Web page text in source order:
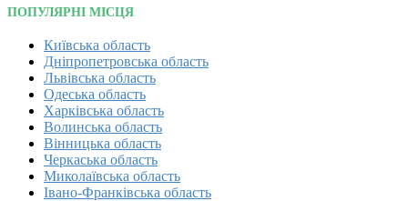
ПОПУЛЯРНІ МІСЦЯ
Київська область
Дніпропетровська область
Львівська область
Одеська область
Харківська область
Волинська область
Вінницька область
Черкаська область
Миколаївська область
Івано-Франківська область